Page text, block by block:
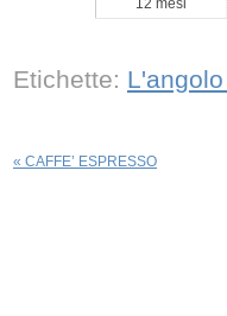
Etichette:
« CAFFE’ ESPRESSO